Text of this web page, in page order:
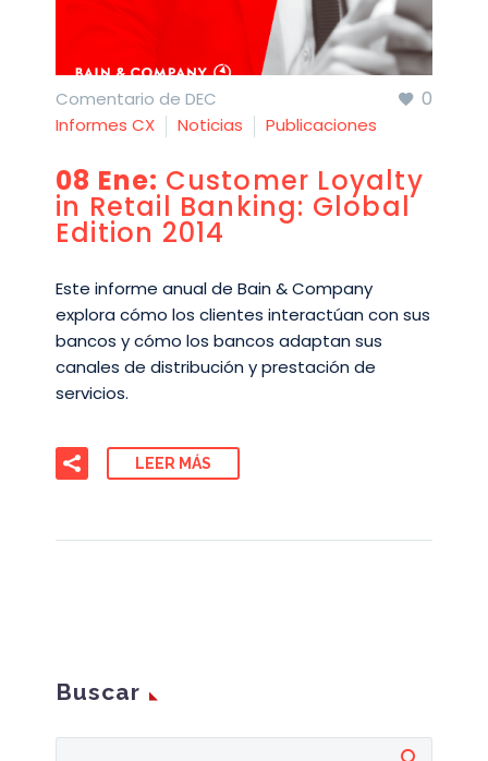
0
Comentario de DEC
Informes CX
Noticias Publicaciones
08 Ene: Customer Loyalty
in Retail Banking: Global
Edition 2014
Este informe anual de Bain & Company
explora cómo los clientes interactúan con sus
bancos y cómo los bancos adaptan sus
canales de distribución y prestación de
servicios.
LEER MÁS
Buscar